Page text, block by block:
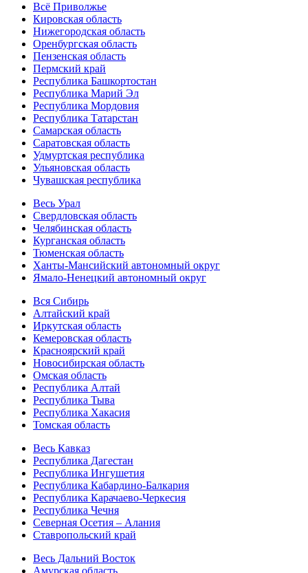
Всё Приволжье
Кировская область
Нижегородская область
Оренбургская область
Пензенская область
Пермский край
Республика Башкортостан
Республика Марий Эл
Республика Мордовия
Республика Татарстан
Самарская область
Саратовская область
Удмуртская республика
Ульяновская область
Чувашская республика
Весь Урал
Свердловская область
Челябинская область
Курганская область
Тюменская область
Ханты-Мансийский автономный округ
Ямало-Ненецкий автономный округ
Вся Сибирь
Алтайский край
Иркутская область
Кемеровская область
Красноярский край
Новосибирская область
Омская область
Республика Алтай
Республика Тыва
Республика Хакасия
Томская область
Весь Кавказ
Республика Дагестан
Республика Ингушетия
Республика Кабардино-Балкария
Республика Карачаево-Черкесия
Республика Чечня
Северная Осетия – Алания
Ставропольский край
Весь Дальний Восток
Амурская область